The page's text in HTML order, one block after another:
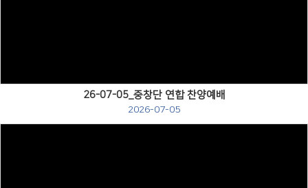
26-07-05_중창단 연합 찬양예배
2026-07-05